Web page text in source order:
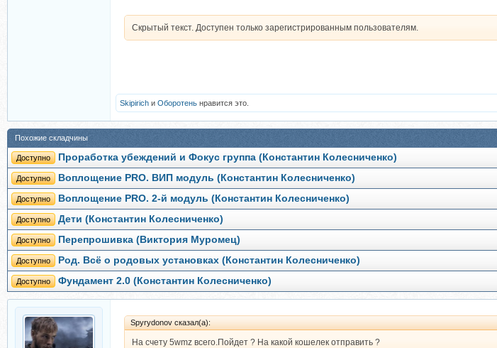
Скрытый текст. Доступен только зарегистрированным пользователям.
Skipirich и Оборотень нравится это.
Похожие складчины
Доступно Проработка убеждений и Фокус группа (Константин Колесниченко)
Доступно Воплощение PRO. ВИП модуль (Константин Колесниченко)
Доступно Воплощение PRO. 2-й модуль (Константин Колесниченко)
Доступно Дети (Константин Колесниченко)
Доступно Перепрошивка (Виктория Муромец)
Доступно Род. Всё о родовых установках (Константин Колесниченко)
Доступно Фундамент 2.0 (Константин Колесниченко)
Spyrydonov сказал(а):
На счету 5wmz всего.Пойдет ? На какой кошелек отправить ?